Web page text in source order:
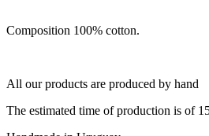
Composition 100% cotton.
All our products are produced by hand
The estimated time of production is of